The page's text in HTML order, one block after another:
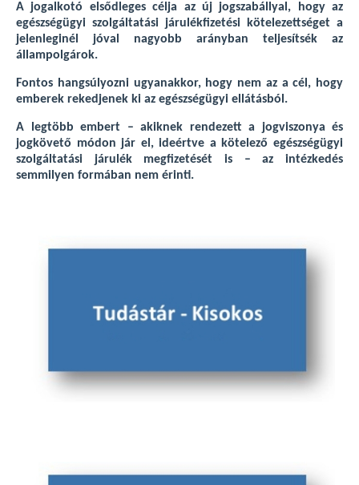
A jogalkotó elsődleges célja az új jogszabállyal, hogy az
egészségügyi szolgáltatási járulékfizetési kötelezettséget a
jelenleginél jóval nagyobb arányban teljesítsék az
állampolgárok.
Fontos hangsúlyozni ugyanakkor, hogy nem az a cél, hogy
emberek rekedjenek ki az egészségügyi ellátásból.
A legtöbb embert – akiknek rendezett a jogviszonya és
jogkövető módon jár el, ideértve a kötelező egészségügyi
szolgáltatási járulék megfizetését is – az intézkedés
semmilyen formában nem érinti.